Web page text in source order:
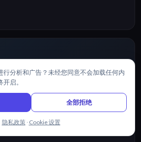
行分析和广告？未经您同意不会加载任何内
启。
全部拒绝
隐私政策 · Cookie 设置